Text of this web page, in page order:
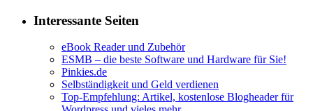
Interessante Seiten
eBook Reader und Zubehör
ESMB – die beste Software und Hardware für Sie!
Pinkies.de
Selbständigkeit und Geld verdienen
Top-Empfehlung: Artikel, kostenlose Blogheader für